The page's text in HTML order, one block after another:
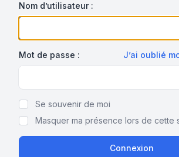
Nom d’utilisateur :
Mot de passe : J’ai oublié
Se souvenir de moi
Masquer ma présence lors de cette